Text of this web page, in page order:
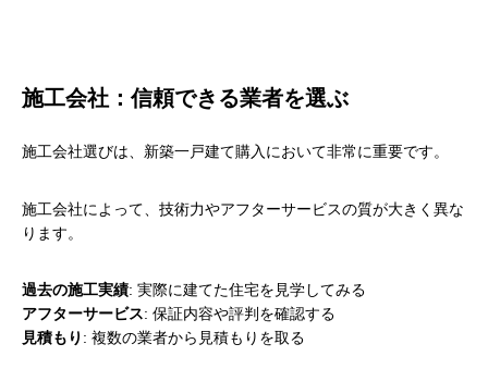
施工会社：信頼できる業者を選ぶ
施工会社選びは、新築一戸建て購入において非常に重要です。
施工会社によって、技術力やアフターサービスの質が大きく異な
ります。
過去の施工実績: 実際に建てた住宅を見学してみる
アフターサービス: 保証内容や評判を確認する
見積もり : 複数の業者から見積もりを取る